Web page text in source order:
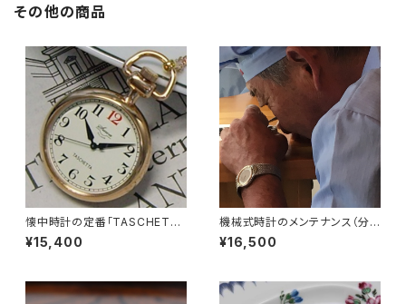
その他の商品
懐中時計の定番「TASCHETTA
（タスケッタ）」カラーバリエーシ
ョン
¥15,400
機械式時計のメンテナンス（分
解洗浄）作業終了後にお手続き
いただきます
¥16,500